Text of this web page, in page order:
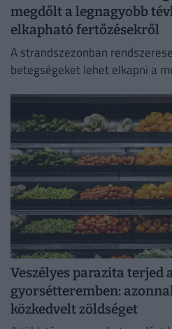
megdőlt a legnagyobb
elkapható fertőzésekről
A strandszezonban
betegségeket lehet elkapni a
Veszélyes parazita terjed
gyorsétteremben:
közkedvelt zöldséget